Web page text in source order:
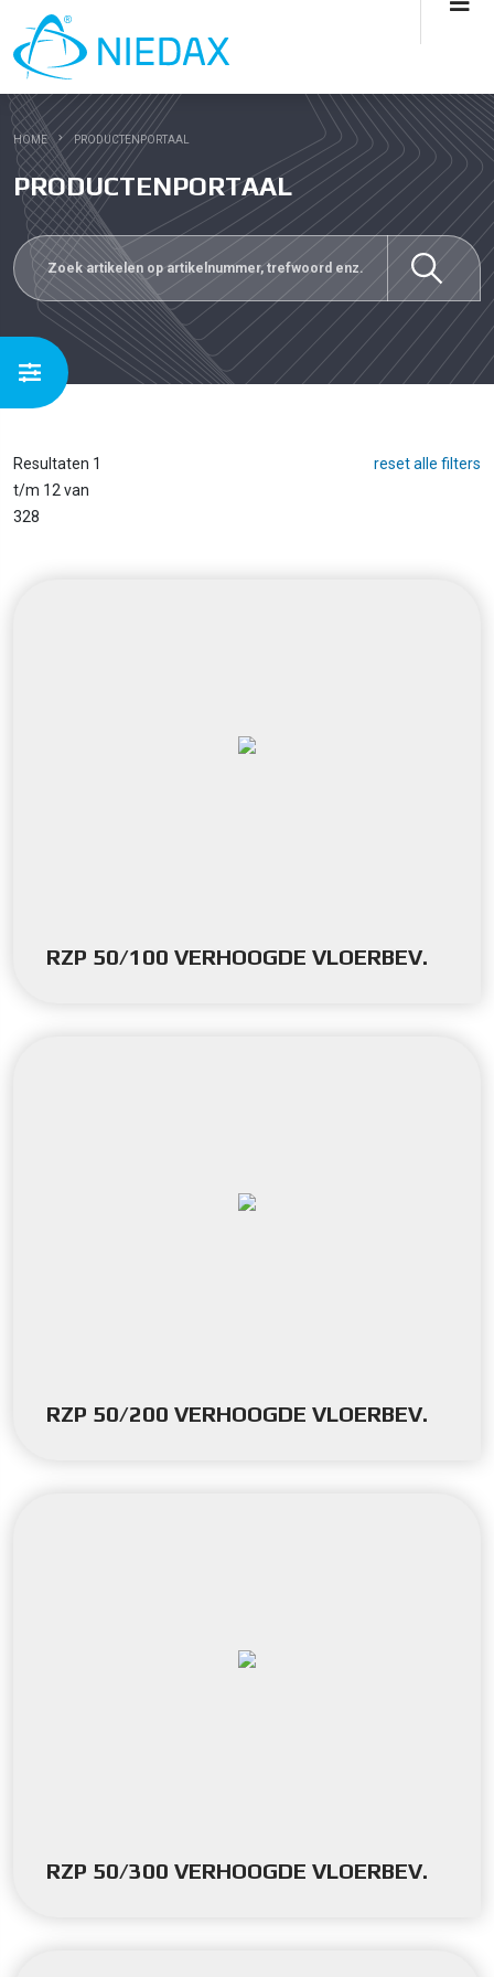
HOME PRODUCTENPORTAAL
PRODUCTENPORTAAL
Resultaten 1
t/m 12 van
328
reset alle filters
RZP 50/100 VERHOOGDE VLOERBEV.
RZP 50/200 VERHOOGDE VLOERBEV.
RZP 50/300 VERHOOGDE VLOERBEV.